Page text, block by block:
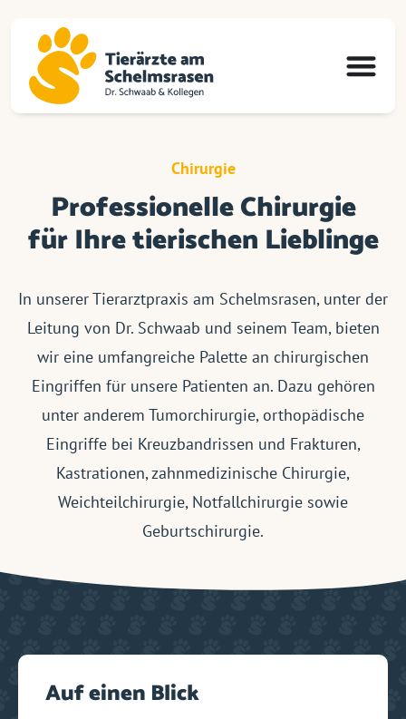
Chirurgie
Professionelle Chirurgie
für Ihre tierischen Lieblinge
In unserer Tierarztpraxis am Schelmsrasen, unter der
Leitung von Dr. Schwaab und seinem Team, bieten
wir eine umfangreiche Palette an chirurgischen
Eingriffen für unsere Patienten an. Dazu gehören
unter anderem Tumorchirurgie, orthopädische
Eingriffe bei Kreuzbandrissen und Frakturen,
Kastrationen, zahnmedizinische Chirurgie,
Weichteilchirurgie, Notfallchirurgie sowie
Geburtschirurgie.
Auf einen Blick